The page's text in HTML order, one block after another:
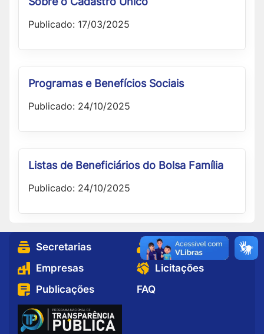
Publicado: 17/03/2025
Programas e Benefícios Sociais
Publicado: 24/10/2025
Listas de Beneficiários do Bolsa Família
Publicado: 24/10/2025
Secretarias
Cidadão
Empresas
Licitações
Publicações
FAQ